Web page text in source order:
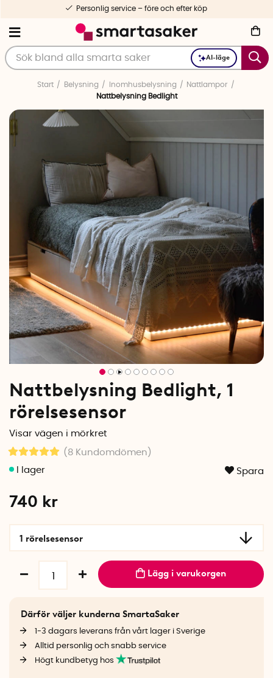
AI-läge
Personlig service – före och efter köp
Start Belysning Inomhusbelysning
Nattlampor
Nattbelysning Bedlight
Nattbelysning Bedlight, 1
rörelsesensor
Visar vägen i mörkret
(8 Kundomdömen )
Spara
740 kr
1 rörelsesensor
Lägg i varukorgen
Därför väljer kunderna SmartaSaker
1-3 dagars leverans från vårt lager i Sverige
Alltid personlig och snabb service
Högt kundbetyg hos